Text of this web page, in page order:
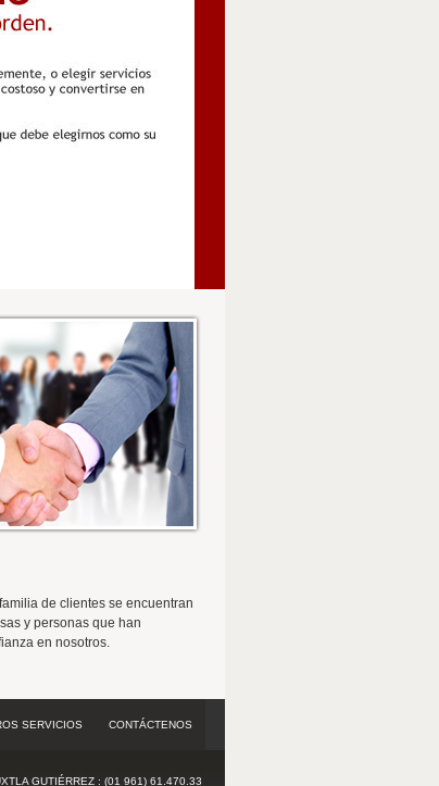
de clientes se encuentran
y personas que han
en nosotros.
SERVICIOS CONTÁCTENOS
GUTIÉRREZ : (01 961) 61.470.33